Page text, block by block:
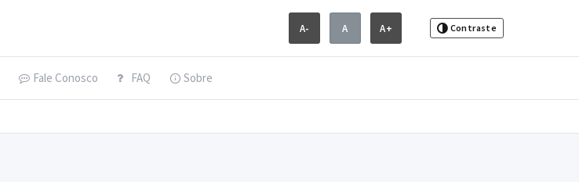
A- A A+ Contraste
Fale Conosco FAQ Sobre